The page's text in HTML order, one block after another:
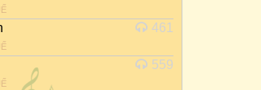
461
559